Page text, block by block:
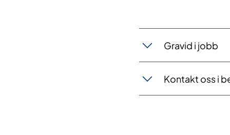
Gravid i jobb
Kontakt oss i